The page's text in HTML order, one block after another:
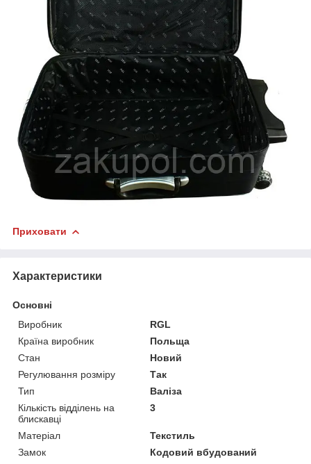
Приховати
Характеристики
Основні
Виробник
RGL
Країна виробник
Польща
Стан
Новий
Регулювання розміру
Так
Тип
Валіза
Кількість відділень на
блискавці
3
Матеріал
Текстиль
Замок
Кодовий вбудований